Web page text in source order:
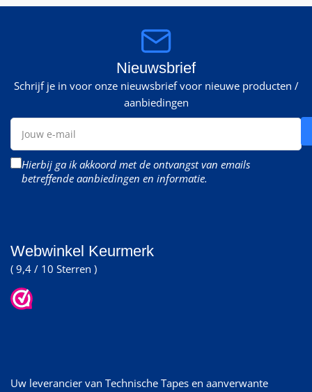
Nieuwsbrief
Schrijf je in voor onze nieuwsbrief voor nieuwe producten /
aanbiedingen
Jouw
mail
Hierbij ga ik akkoord met de ontvangst van emails
betreffende aanbiedingen en informatie.
Webwinkel Keurmerk
( 9,4 / 10 Sterren )
Uw leverancier van Technische Tapes en aanverwante